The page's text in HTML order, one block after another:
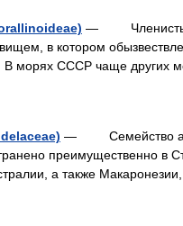
— Членистые
в котором
морях СССР чаще других
— Семейство
преимущественно в
а также